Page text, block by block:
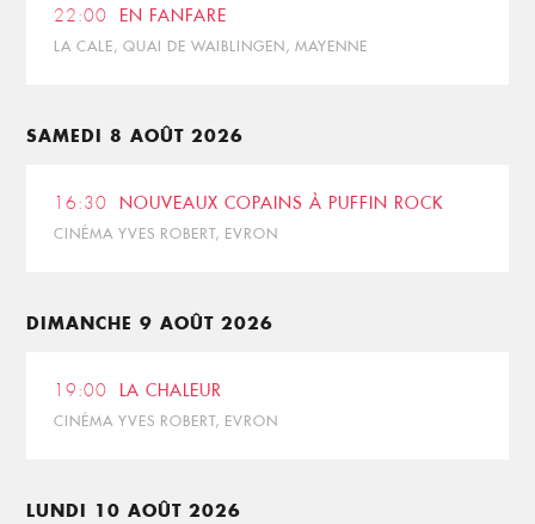
22:00 EN FANFARE
LA CALE, QUAI DE WAIBLINGEN, MAYENNE
SAMEDI 8 AOÛT 2026
16:30 NOUVEAUX COPAINS À PUFFIN ROCK
CINÉMA YVES ROBERT, EVRON
DIMANCHE 9 AOÛT 2026
19:00 LA CHALEUR
CINÉMA YVES ROBERT, EVRON
LUNDI 10 AOÛT 2026